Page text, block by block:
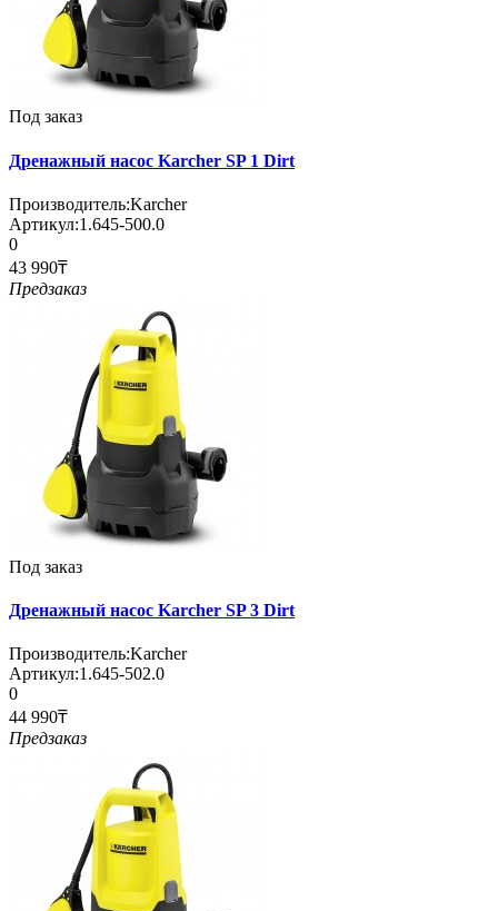
Под заказ
Дренажный насос Karcher SP 1 Dirt
Производитель:Karcher
Артикул:1.645-500.0
0
43 990₸
Предзаказ
Под заказ
Дренажный насос Karcher SP 3 Dirt
Производитель:Karcher
Артикул:1.645-502.0
0
44 990₸
Предзаказ